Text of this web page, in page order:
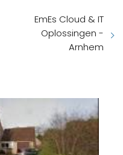
EmEs Cloud & IT
Oplossingen -
Arnhem